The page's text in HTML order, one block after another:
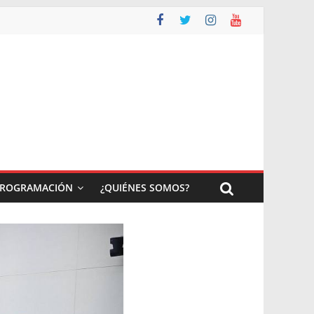
¿QUIÉNES SOMOS?